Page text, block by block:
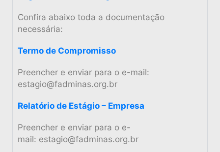
Confira abaixo toda a documentação
necessária:
Termo de Compromisso
Preencher e enviar para o e-mail:
estagio@fadminas.org.br
Relatório de Estágio – Empresa
Preencher e enviar para o e-
mail: estagio@fadminas.org.br